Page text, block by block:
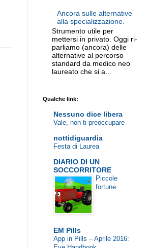
Ancora sulle alternative
alla specializzazione.
Strumento utile per
mettersi in privato. Oggi ri-
parliamo (ancora) delle
alternative al percorso
standard da medico neo
laureato che si a...
Qualche link:
Nessuno dice libera
Vale, non ti preoccupare
nottidiguardia
Festa di Laurea
DIARIO DI UN
SOCCORRITORE
Piccole
fortune
EM Pills
App in Pills – Aprile 2016: